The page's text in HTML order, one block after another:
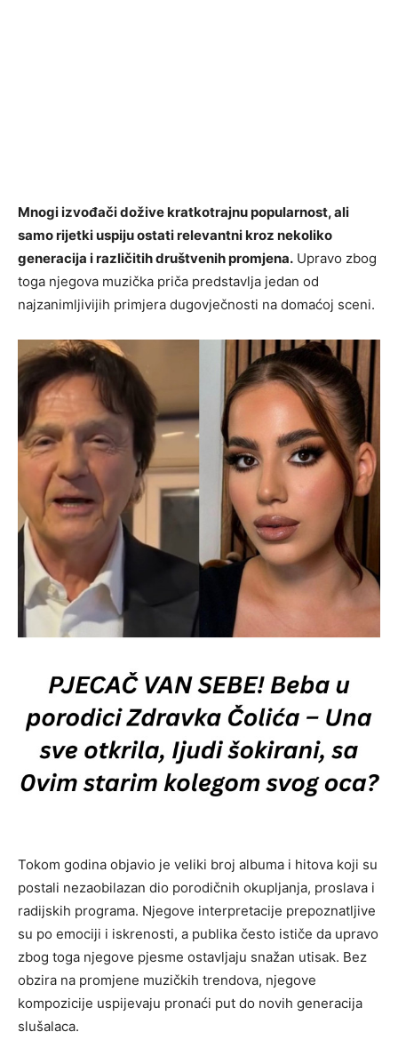
Mnogi izvođači dožive kratkotrajnu popularnost, ali
samo rijetki uspiju ostati relevantni kroz nekoliko
generacija i različitih društvenih promjena. Upravo zbog
toga njegova muzička priča predstavlja jedan od
najzanimljivijih primjera dugovječnosti na domaćoj sceni.
Tokom godina objavio je veliki broj albuma i hitova koji su
postali nezaobilazan dio porodičnih okupljanja, proslava i
radijskih programa. Njegove interpretacije prepoznatljive
su po emociji i iskrenosti, a publika često ističe da upravo
zbog toga njegove pjesme ostavljaju snažan utisak. Bez
obzira na promjene muzičkih trendova, njegove
kompozicije uspijevaju pronaći put do novih generacija
slušalaca.